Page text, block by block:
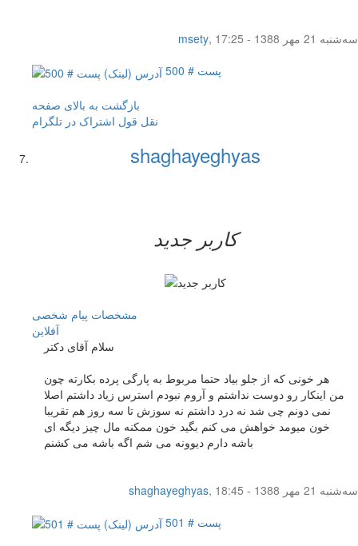
msety,
سه‌شنبه 21 مهر 1388 - 17:25
پست # 500
بازگشت به بالای صفحه
نقل قول اشتراک در تلگرام
shaghayeghyas
کاربر جدید
مشخصات پیام شخصی
آفلاين
سلام آقای دکتر
هر خونی که از جلو بیاد حتما مربوط به پارگی پرده بکارته چون
من اینکار رو دوست نداشتم و آروم نبودم استرس زیاد داشتم اصلا
نمی دونم چی شد نه درد داشتم نه سوزش تا سه روز هم تقریبا
خون میومد خواهش می کنم بگید خون ممکنه مال چیز دیگه ای
باشه دارم دیوونه می شم اگه باشه می کشنم
shaghayeghyas,
سه‌شنبه 21 مهر 1388 - 18:45
پست # 501